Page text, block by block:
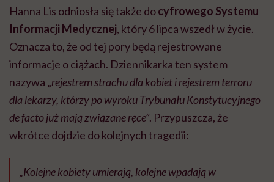
Hanna Lis odniosła się także docyfrowego Systemu
Informacji Medycznej, który 6 lipca wszedł w życie.
Oznacza to, że od tej pory będą rejestrowane
informacje o ciążach. Dziennikarka ten system
nazywa „rejestrem strachu dla kobiet i rejestrem terroru
dla lekarzy, którzy po wyroku Trybunału Konstytucyjnego
de facto już mają związane ręce”. Przypuszcza, że
wkrótce dojdzie do kolejnych tragedii:
„Kolejne kobiety umierają, kolejne wpadają w